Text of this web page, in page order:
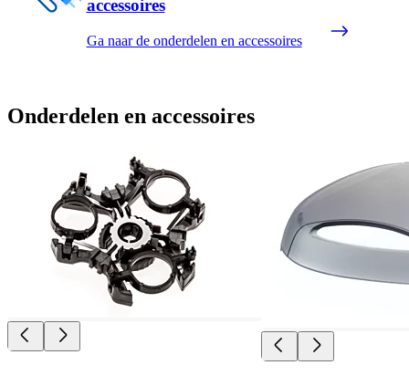
accessoires
Ga naar de onderdelen en accessoires
Onderdelen en accessoires